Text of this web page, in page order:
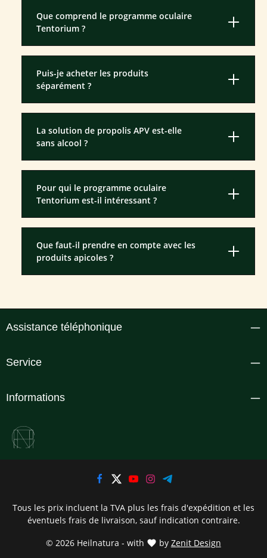
Que comprend le programme oculaire
Tentorium ?
Puis-je acheter les produits
séparément ?
La solution de propolis APV est-elle
sans alcool ?
Pour qui le programme oculaire
Tentorium est-il intéressant ?
Que faut-il prendre en compte avec les
produits apicoles ?
Assistance téléphonique
Service
Informations
© 2026 Heilnatura - with by Zenit Design
Tous les prix incluent la TVA plus les frais d'expédition et les
éventuels frais de livraison, sauf indication contraire.